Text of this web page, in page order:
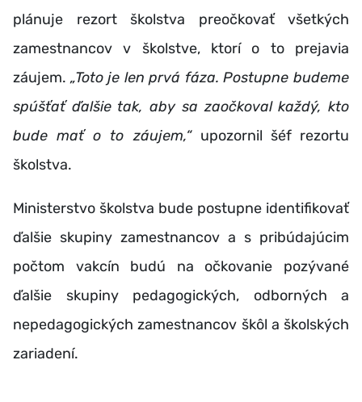
plánuje rezort školstva preočkovať všetkých
zamestnancov v školstve, ktorí o to prejavia
záujem. „Toto je len prvá fáza. Postupne budeme
spúšťať ďalšie tak, aby sa zaočkoval každý, kto
bude mať o to záujem,“ upozornil šéf rezortu
školstva.
Ministerstvo školstva bude postupne identifikovať
ďalšie skupiny zamestnancov a s pribúdajúcim
počtom vakcín budú na očkovanie pozývané
ďalšie skupiny pedagogických, odborných a
nepedagogických zamestnancov škôl a školských
zariadení.